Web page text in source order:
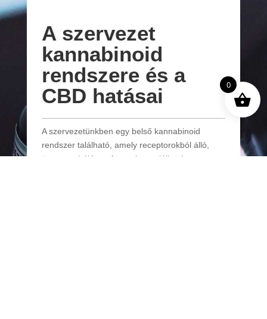
A szervezet
kannabinoid
rendszere és a
CBD hatásai
A szervezetünkben egy belső kannabinoid
rendszer található, amely receptorokból álló,
összetett hálózat. Az agyban található
0